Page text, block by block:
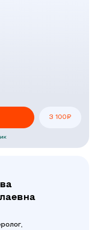
3 100₽